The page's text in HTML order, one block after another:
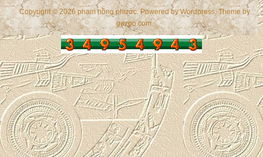
Copyright © 2026 phạm hồng phước. Powered byWordpress, Theme by
gazpo.com.